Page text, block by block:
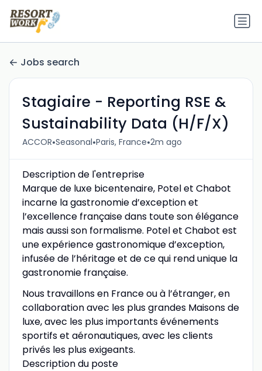
Jobs search
Stagiaire - Reporting RSE &
Sustainability Data (H/F/X)
ACCOR•Seasonal•Paris, France•2m ago
Description de l'entreprise
Marque de luxe bicentenaire, Potel et Chabot
incarne la gastronomie d’exception et
l’excellence française dans toute son élégance
mais aussi son formalisme. Potel et Chabot est
une expérience gastronomique d’exception,
infusée de l’héritage et de ce qui rend unique la
gastronomie française.
Nous travaillons en France ou à l’étranger, en
collaboration avec les plus grandes Maisons de
luxe, avec les plus importants événements
sportifs et aéronautiques, avec les clients
privés les plus exigeants.
Description du poste